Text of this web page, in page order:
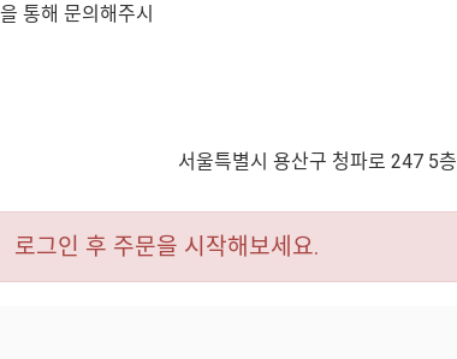
통해 문의해주시
서울특별시 용산구 청파로 247 5층
로그인 후 주문을 시작해보세요.